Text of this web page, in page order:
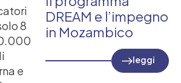
8
e
DREAM e l’impegno
in Mozambico
leggi